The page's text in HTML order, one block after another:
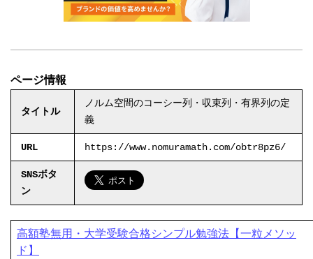
ページ情報
タイトル
ノルム空間のコーシー列・収束列・有界列の定
義
URL https://www.nomuramath.com/obtr8pz6/
SNSボタ
ン
高額塾無用・大学受験合格シンプル勉強法【一粒メソッ
ド】